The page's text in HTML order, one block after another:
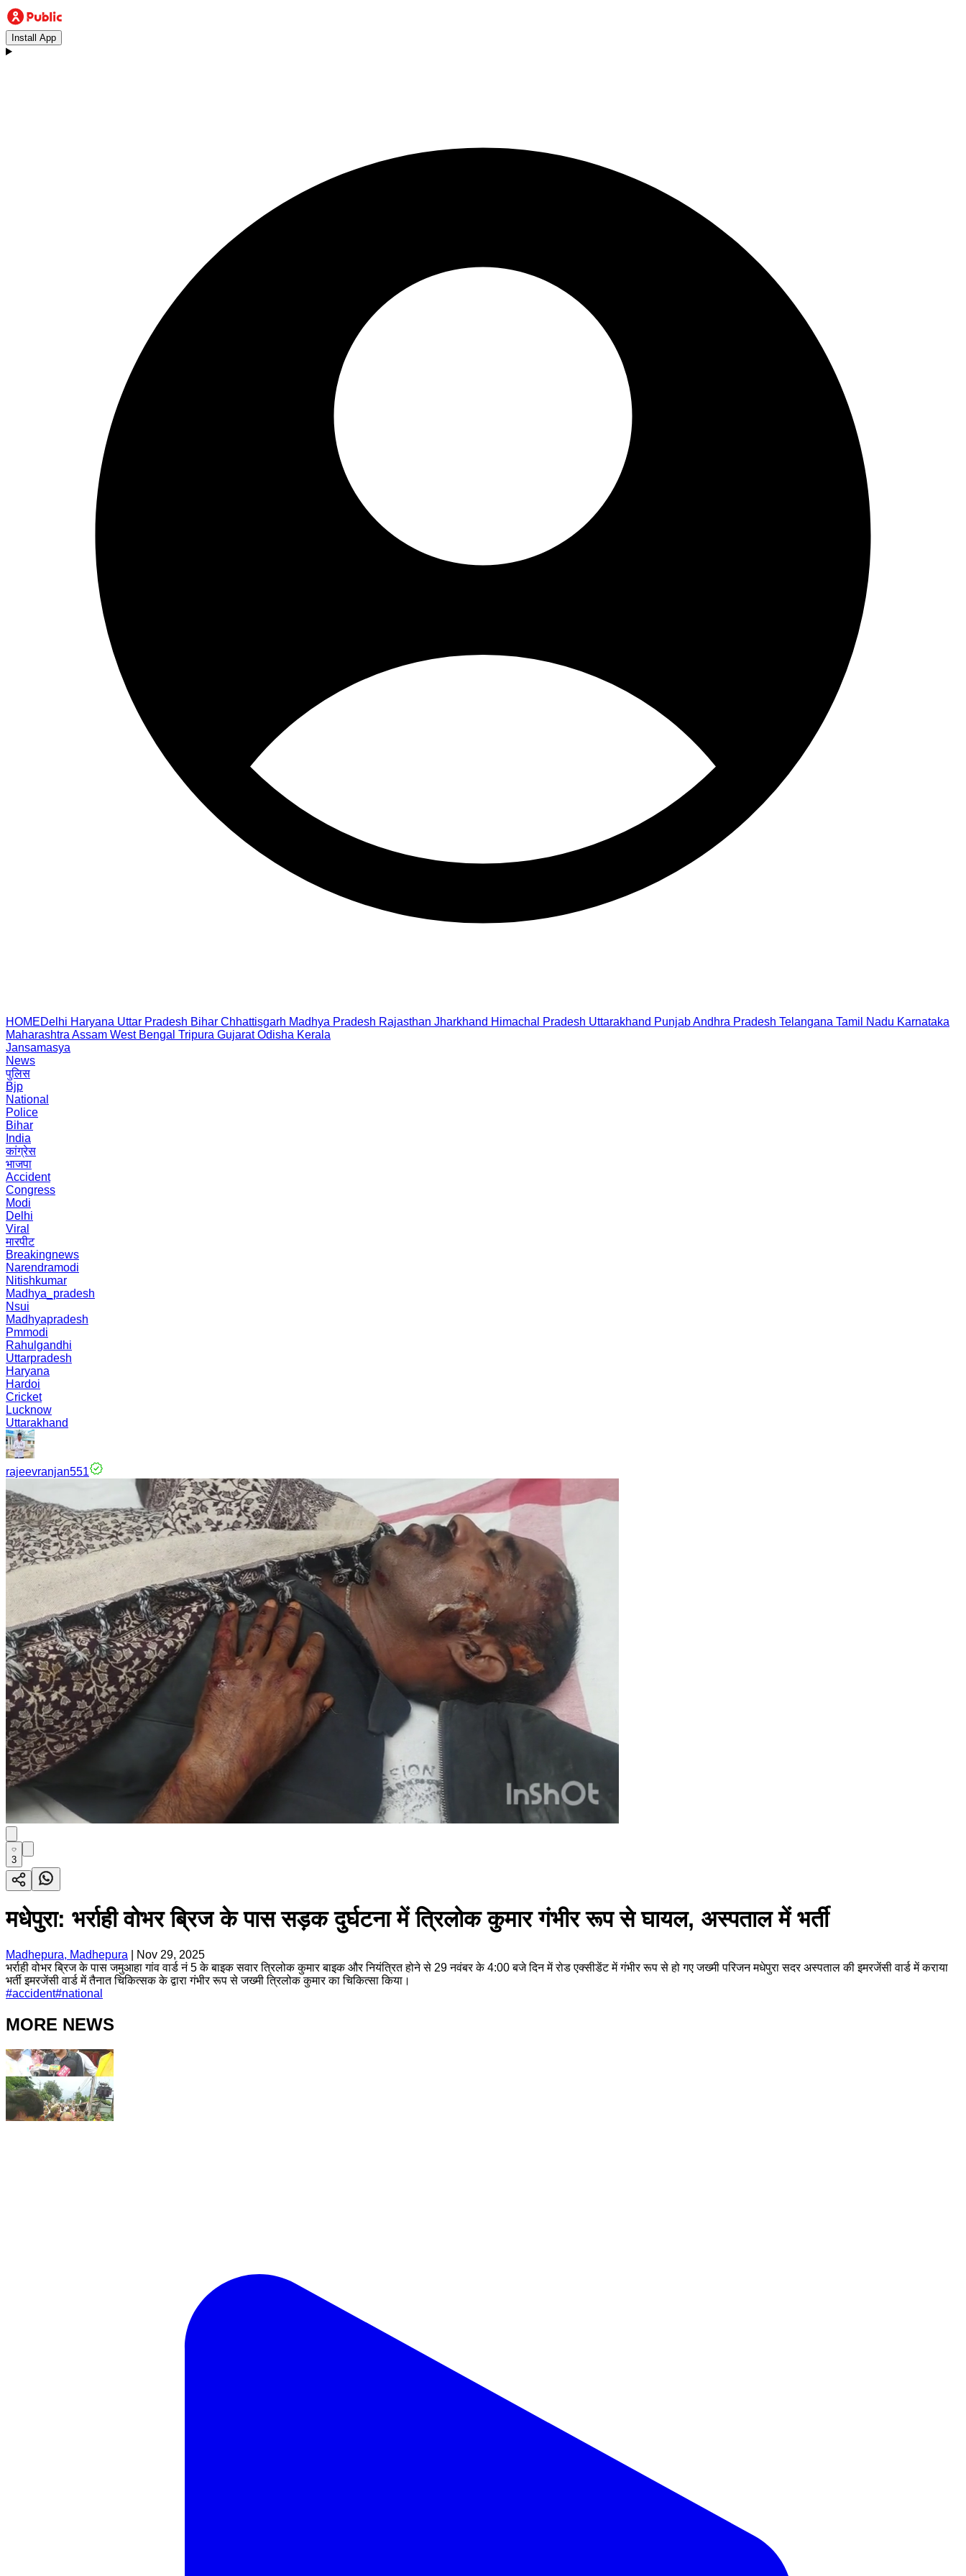
Install App
HOMEDelhi Haryana Uttar Pradesh Bihar Chhattisgarh Madhya Pradesh Rajasthan Jharkhand Himachal Pradesh Uttarakhand PunjabAndhra Pradesh Telangana Tamil Nadu Karnataka
Maharashtra Assam West Bengal Tripura Gujarat Odisha Kerala
Jansamasya
News
पुलिस
Bjp
National
Police
Bihar
India
कांग्रेस
भाजपा
Accident
Congress
Modi
Delhi
Viral
मारपीट
Breakingnews
Narendramodi
Nitishkumar
Madhya_pradesh
Nsui
Madhyapradesh
Pmmodi
Rahulgandhi
Uttarpradesh
Haryana
Hardoi
Cricket
Lucknow
Uttarakhand
rajeevranjan551
3
मधेपुरा: भर्राही वोभर ब्रिज के पास सड़क दुर्घटना में त्रिलोक कुमार गंभीर रूप से घायल, अस्पताल में भर्ती
Madhepura, Madhepura
Nov 29, 2025
भर्राही वोभर ब्रिज के पास जमुआहा गांव वार्ड नं 5 के बाइक सवार त्रिलोक कुमार बाइक और नियंत्रित होने से 29 नवंबर के 4:00 बजे दिन में रोड एक्सीडेंट में गंभीर रूप से हो गए जख्मी परिजन मधेपुरा सदर अस्पताल की इमरजेंसी वार्ड में कराया
भर्ती इमरजेंसी वार्ड में तैनात चिकित्सक के द्वारा गंभीर रूप से जख्मी त्रिलोक कुमार का चिकित्सा किया।
#accident#national
MORE NEWS